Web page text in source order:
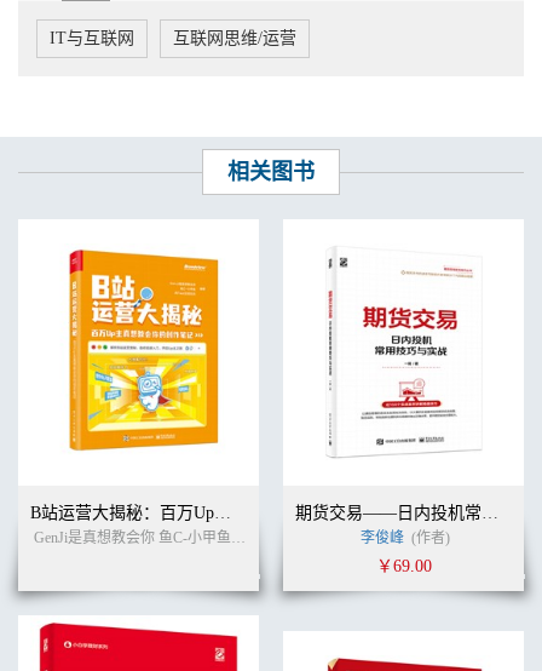
IT与互联网 互联网思维/运营
相关图书
(作者)
李俊峰 (作者)
￥69.00